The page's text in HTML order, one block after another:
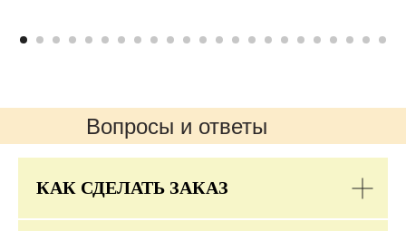
Вопросы и ответы
КАК СДЕЛАТЬ ЗАКАЗ